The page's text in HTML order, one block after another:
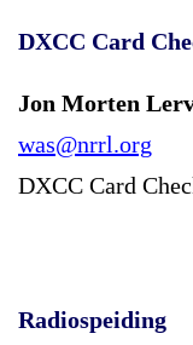
DXCC Card
Jon Morten
was@nrrl.org
DXCC Card
Radiospeiding